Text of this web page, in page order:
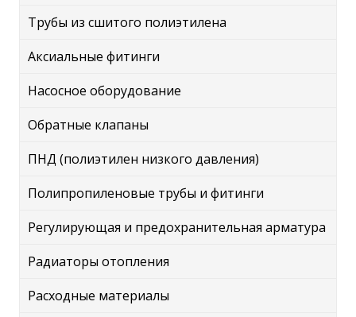
Трубы из сшитого полиэтилена
Аксиальные фитинги
Насосное оборудование
Обратные клапаны
ПНД (полиэтилен низкого давления)
Полипропиленовые трубы и фитинги
Регулирующая и предохранительная арматура
Радиаторы отопления
Расходные материалы